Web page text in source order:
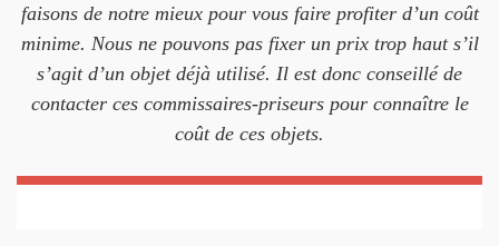
faisons de notre mieux pour vous faire profiter d’un coût
minime. Nous ne pouvons pas fixer un prix trop haut s’il
s’agit d’un objet déjà utilisé. Il est donc conseillé de
contacter ces commissaires-priseurs pour connaître le
coût de ces objets.